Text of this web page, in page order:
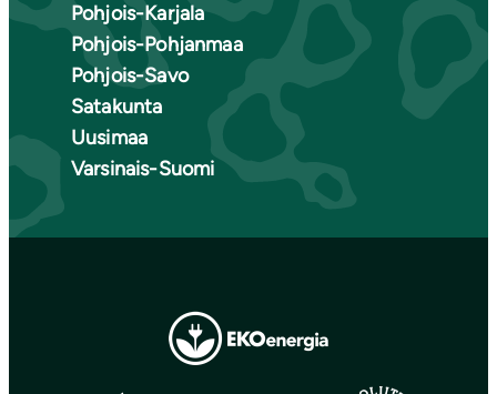
Pohjois-Karjala
Pohjois-Pohjanmaa
Pohjois-Savo
Satakunta
Uusimaa
Varsinais-Suomi